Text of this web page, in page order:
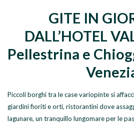
GITE IN
DALL’HOTEL
Pellestrina e
Piccoli borghi tra le case variopinte si
giardini fioriti e orti, ristorantini dove
lagunare, un tranquillo lungomare per le